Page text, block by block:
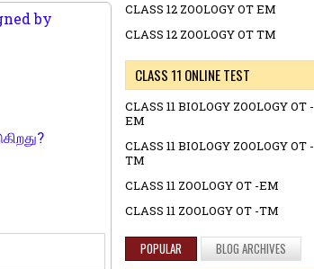
by
CLASS 12 ZOOLOGY OT EM
CLASS 12 ZOOLOGY OT TM
CLASS 11 ONLINE TEST
CLASS 11 BIOLOGY ZOOLOGY OT -
EM
CLASS 11 BIOLOGY ZOOLOGY OT -
TM
CLASS 11 ZOOLOGY OT -EM
CLASS 11 ZOOLOGY OT -TM
POPULAR BLOG ARCHIVES